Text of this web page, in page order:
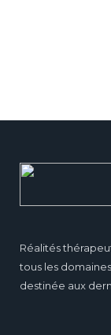
Réalités
tous les
destinée aux